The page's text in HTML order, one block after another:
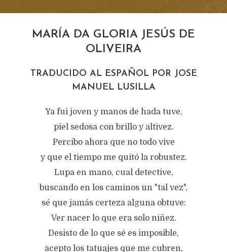
MARÍA DA GLORIA JESÚS DE
OLIVEIRA
TRADUCIDO AL ESPAÑOL POR JOSE
MANUEL LUSILLA
Ya fui joven y manos de hada tuve,
piel sedosa con brillo y altivez.
Percibo ahora que no todo vive
y que el tiempo me quitó la robustez.
Lupa en mano, cual detective,
buscando en los caminos un "tal vez",
sé que jamás certeza alguna obtuve:
Ver nacer lo que era solo niñez.
Desisto de lo que sé es imposible,
acepto los tatuajes que me cubren,